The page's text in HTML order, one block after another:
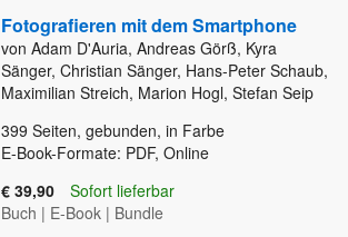
Fotografieren mit dem Smartphone
von Adam D'Auria, Andreas Görß, Kyra
Sänger, Christian Sänger, Hans-Peter Schaub,
Maximilian Streich, Marion Hogl, Stefan Seip
399 Seiten, gebunden, in Farbe
E-Book-Formate: PDF, Online
€ 39,90
Sofort lieferbar
Buch | E-Book | Bundle